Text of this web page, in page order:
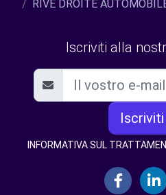
RIVE DROITE
Iscriviti alla
INFORMATIVA SUL